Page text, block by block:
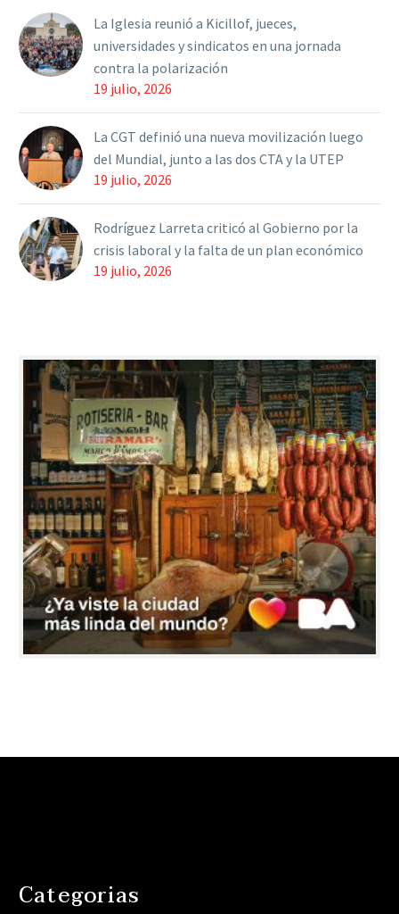
“ajustar…
La Iglesia reunió a Kicillof, jueces,
universidades y sindicatos en una jornada
contra la polarización
19 julio, 2026
La CGT definió una nueva movilización luego
del Mundial, junto a las dos CTA y la UTEP
19 julio, 2026
Rodríguez Larreta criticó al Gobierno por la
crisis laboral y la falta de un plan económico
19 julio, 2026
Categorias